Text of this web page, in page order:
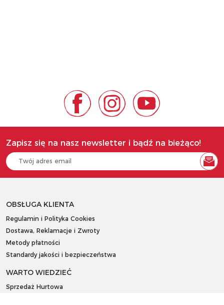
Zapisz się na nasz newsletter i bądź na bieżąco!
OBSŁUGA KLIENTA
Regulamin i Polityka Cookies
Dostawa, Reklamacje i Zwroty
Metody płatności
Standardy jakości i bezpieczeństwa
WARTO WIEDZIEĆ
Sprzedaż Hurtowa